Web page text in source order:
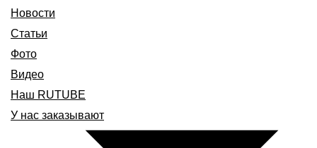
Новости
Статьи
Фото
Видео
Наш RUTUBE
У нас заказывают